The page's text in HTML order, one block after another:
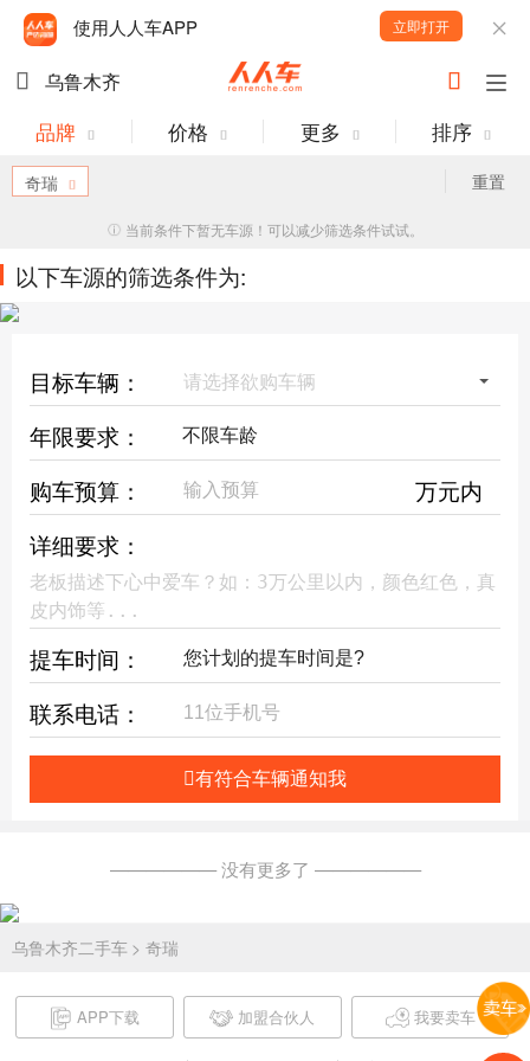
使用人人车APP 立即打开
乌鲁木齐
品牌 价格 更多 排序
重置
奇瑞
当前条件下暂无车源！可以减少筛选条件试试。
以下车源的筛选条件为:
目标车辆： 请选择欲购车辆
年限要求：
购车预算：
万元内
详细要求：
提车时间：
联系电话：
有符合车辆通知我
—————— 没有更多了 ——————
乌鲁木齐二手车 > 奇瑞
APP下载 加盟合伙人 我要卖车